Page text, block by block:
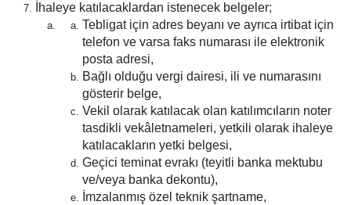
İhaleye katılacaklardan istenecek belgeler;
Tebligat için adres beyanı ve ayrıca irtibat için
telefon ve varsa faks numarası ile elektronik
posta adresi,
Bağlı olduğu vergi dairesi, ili ve numarasını
gösterir belge,
Vekil olarak katılacak olan katılımcıların noter
tasdikli vekâletnameleri, yetkili olarak ihaleye
katılacakların yetki belgesi,
Geçici teminat evrakı (teyitli banka mektubu
ve/veya banka dekontu),
İmzalanmış özel teknik şartname,